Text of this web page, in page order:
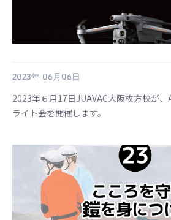
2023年 06月06日
2023年６月17日JUAVAC大阪枚方校が
ライト会を開催します。